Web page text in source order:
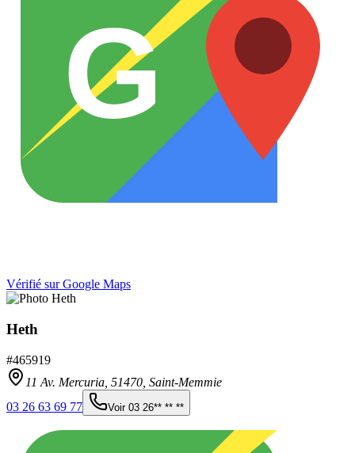
G
Vérifié sur Google Maps
Heth
#465919
11 Av. Mercuria, 51470 Saint-Memmie
03 26 63 69 77
Voir 03 26** ** **